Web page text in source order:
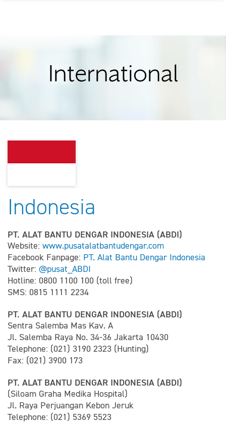
International
Indonesia
PT. ALAT BANTU DENGAR INDONESIA (ABDI)
Website: www.pusatalatbantudengar.com
Facebook Fanpage: PT. Alat Bantu Dengar Indonesia
Twitter: @pusat_ABDI
Hotline: 0800 1100 100 (toll free)
SMS: 0815 1111 2234
PT. ALAT BANTU DENGAR INDONESIA (ABDI)
Sentra Salemba Mas Kav. A
Jl. Salemba Raya No. 34-36 Jakarta 10430
Telephone: (021) 3190 2323 (Hunting)
Fax: (021) 3900 173
PT. ALAT BANTU DENGAR INDONESIA (ABDI)
(Siloam Graha Medika Hospital)
Jl. Raya Perjuangan Kebon Jeruk
Telephone: (021) 5369 5523